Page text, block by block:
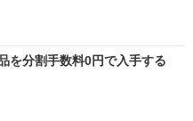
を分割手数料0円で入手する